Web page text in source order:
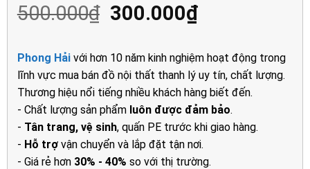
500.000₫ Giá
là:
500.000₫.
300.000₫Giá
tại
là:
300.000₫.
Phong Hảivới hơn 10 năm kinh nghiệm hoạt động trong
lĩnh vực mua bán đồ nội thất thanh lý uy tín, chất lượng.
Thương hiệu nổi tiếng nhiều khách hàng biết đến.
- Chất lượng sản phẩm luôn được đảm bảo.
- Tân trang, vệ sinh, quấn PE trước khi giao hàng.
- Hỗ trợvận chuyển và lắp đặt tận nơi.
- Giá rẻ hơn 30% - 40% so với thị trường.